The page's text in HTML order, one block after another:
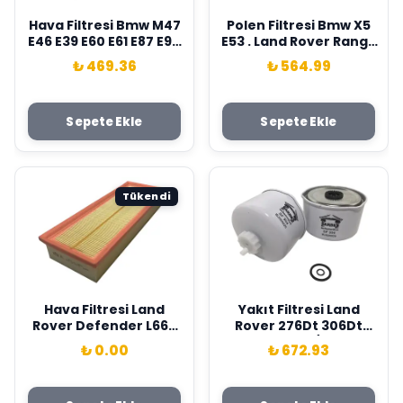
Hava Filtresi Bmw M47
E46 E39 E60 E61 E87 E90
E91 E83 . Land Rover
Freelander 1 204D3
13712246997-LR007478
₺ 469.36
Sepete Ekle
Polen Filtresi Bmw X5
E53 . Land Rover Range
Rover 3 L322 02>12
Karbonlu Sardes
₺ 564.99
Sepete Ekle
Tükendi
Hava Filtresi Land
Rover Defender L663
19> Sardes LR129322
₺ 0.00
Yakıt Filtresi Land
Rover 276Dt 306Dt
Discovery 3/4 L319 .
Range Rover Sport 1/2
13> Sardes LR009705
₺ 672.93